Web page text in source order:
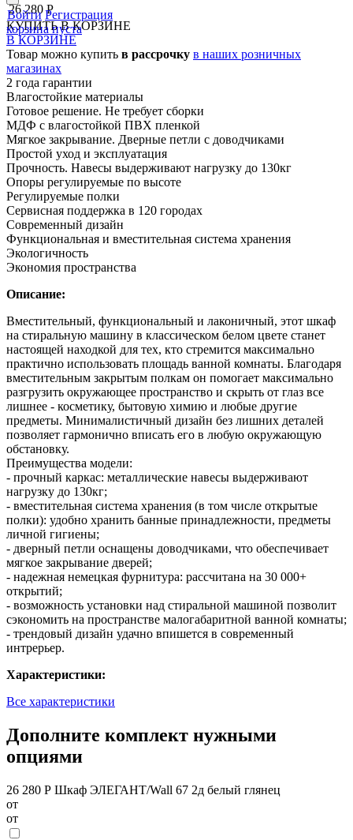
Войти Регистрация
корзина пуста
26 280 Р
КУПИТЬ В КОРЗИНЕ
В КОРЗИНЕ
Товар можно купить в рассрочку в наших розничных
магазинах
2 года гарантии
Влагостойкие материалы
Готовое решение. Не требует сборки
МДФ с влагостойкой ПВХ пленкой
Мягкое закрывание. Дверные петли с доводчиками
Простой уход и эксплуатация
Прочность. Навесы выдерживают нагрузку до 130кг
Опоры регулируемые по высоте
Регулируемые полки
Сервисная поддержка в 120 городах
Современный дизайн
Функциональная и вместительная система хранения
Экологичность
Экономия пространства
Описание:
Вместительный, функциональный и лаконичный, этот шкаф
на стиральную машину в классическом белом цвете станет
настоящей находкой для тех, кто стремится максимально
практично использовать площадь ванной комнаты. Благодаря
вместительным закрытым полкам он помогает максимально
разгрузить окружающее пространство и скрыть от глаз все
лишнее - косметику, бытовую химию и любые другие
предметы. Минималистичный дизайн без лишних деталей
позволяет гармонично вписать его в любую окружающую
обстановку.
Преимущества модели:
- прочный каркас: металлические навесы выдерживают
нагрузку до 130кг;
- вместительная система хранения (в том числе открытые
полки): удобно хранить банные принадлежности, предметы
личной гигиены;
- дверный петли оснащены доводчиками, что обеспечивает
мягкое закрывание дверей;
- надежная немецкая фурнитура: рассчитана на 30 000+
открытий;
- возможность установки над стиральной машиной позволит
сэкономить на пространстве малогабаритной ванной комнаты;
- трендовый дизайн удачно впишется в современный
интрерьер.
Характеристики:
Все характеристики
Дополните комплект нужными
опциями
26 280 Р Шкаф ЭЛЕГАНТ/Wall 67 2д белый глянец
от
от